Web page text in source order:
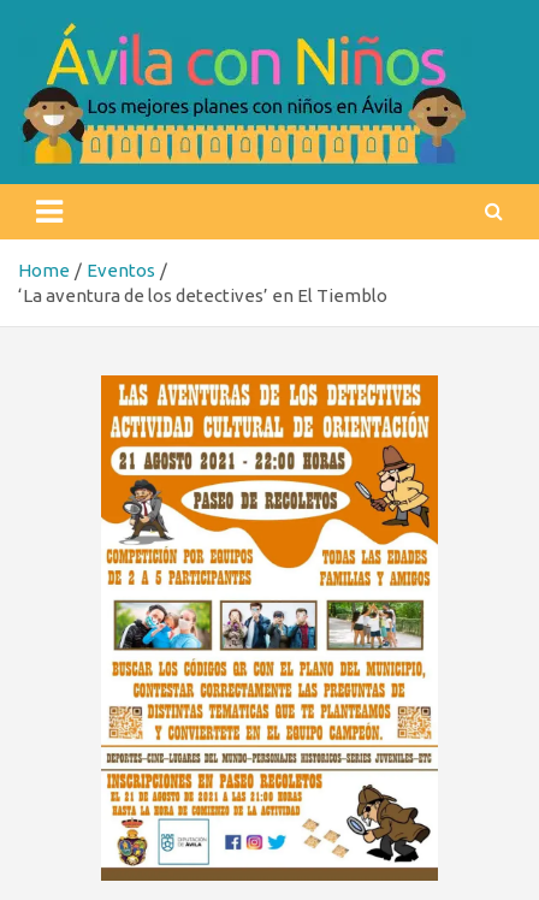
content
Ávila con niños
Home
Eventos
‘La aventura de los detectives’ en El Tiemblo